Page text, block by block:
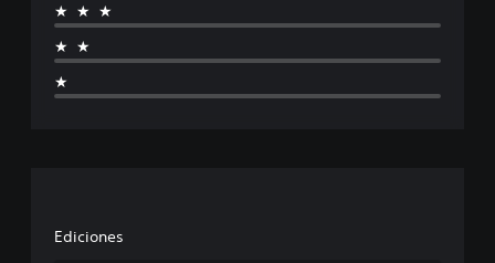
★★★
★★
★
Ediciones